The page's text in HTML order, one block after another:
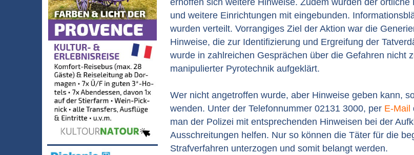
erhoffen sich weitere Hinweise. Zudem wurden der örtliche
und weitere Einrichtungen mit eingebunden.
wurden verteilt. Vorrangiges Ziel der Aktion war die
Hinweise, die zur Identifizierung und Ergreifung der
wurde in zahlreichen Gesprächen über die Gefahren nicht
manipulierter Pyrotechnik aufgeklärt.
Wer nicht angetroffen wurde, aber Hinweise geben kann,
wenden. Unter der Telefonnummer 02131 3000, per E-Mail
man der Polizei mit entsprechenden Hinweisen bei der
Ausschreitungen helfen. Nur so können die Täter für die
Strafverfahren unterzogen und somit belangt werden.